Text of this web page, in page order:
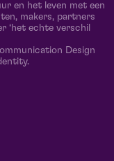
en het leven met een
makers, partners
‘het echte verschil
Design